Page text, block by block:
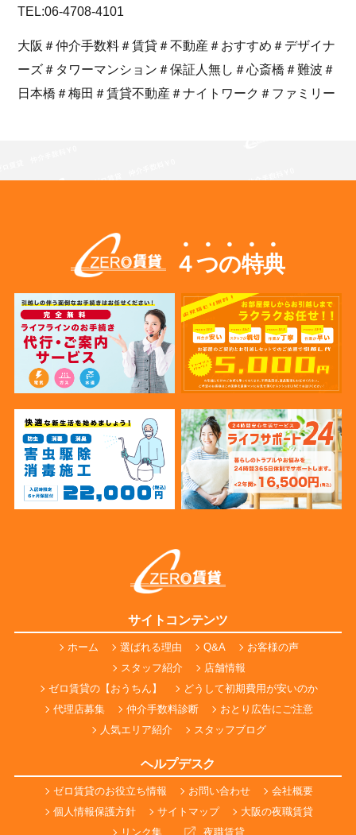
TEL:06-4708-4101
大阪＃仲介手数料＃賃貸＃不動産＃おすすめ＃デザイナ
ーズ＃タワーマンション＃保証人無し＃心斎橋＃難波＃
日本橋＃梅田＃賃貸不動産＃ナイトワーク＃ファミリー
４つの特典
サイトコンテンツ
ホーム 選ばれる理由 Q&A
お客様の声
スタッフ紹介
店舗情報
ゼロ賃貸の【おうちん】
どうして初期費用が安いのか
代理店募集
仲介手数料診断
おとり広告にご注意
人気エリア紹介
スタッフブログ
ヘルプデスク
ゼロ賃貸のお役立ち情報 お問い合わせ
会社概要
個人情報保護方針
サイトマップ
大阪の夜職賃貸
リンク集
夜職賃貸